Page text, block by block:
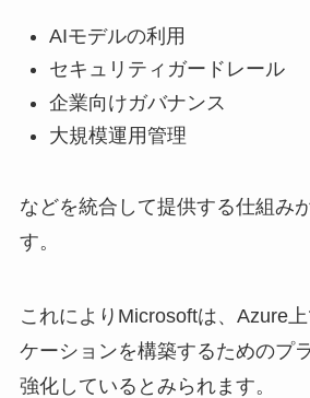
AIモデルの利用
セキュリティガードレール
企業向けガバナンス
大規模運用管理
などを統合して提供する仕組み
す。
これによりMicrosoftは、Azure
ケーションを構築するためのプ
強化しているとみられます。